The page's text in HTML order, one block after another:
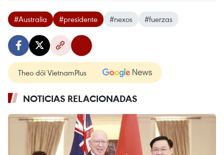
#Australia #presidente #nexos #fuerzas
Theo dõi VietnamPlus
NOTICIAS RELACIONADAS